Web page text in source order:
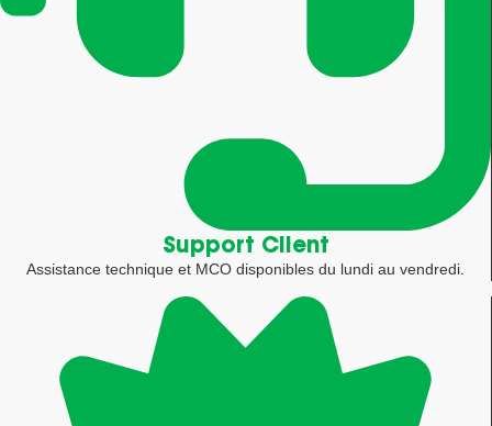
Support Client
Assistance technique et MCO disponibles du lundi au vendredi.